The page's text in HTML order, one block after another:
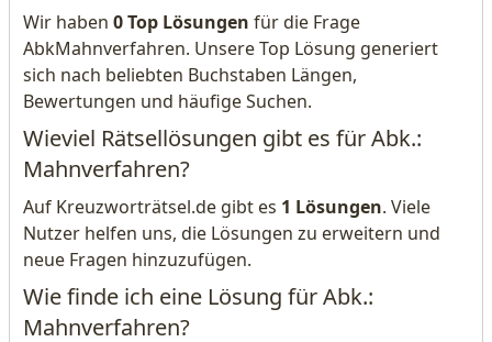
Wir haben 0 Top Lösungen für die Frage
AbkMahnverfahren. Unsere Top Lösung generiert
sich nach beliebten Buchstaben Längen,
Bewertungen und häufige Suchen.
Wieviel Rätsellösungen gibt es für Abk.:
Mahnverfahren?
Auf Kreuzworträtsel.de gibt es 1 Lösungen. Viele
Nutzer helfen uns, die Lösungen zu erweitern und
neue Fragen hinzuzufügen.
Wie finde ich eine Lösung für Abk.:
Mahnverfahren?